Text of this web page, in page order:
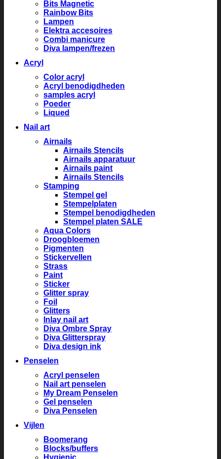
Bits Magnetic
Rainbow Bits
Lampen
Elektra accesoires
Combi manicure
Diva lampen/frezen
Acryl
Color acryl
Acryl benodigdheden
samples acryl
Poeder
Liqued
Nail art
Airnails
Airnails Stencils
Airnails apparatuur
Airnails paint
Airnails Stencils
Stamping
Stempel gel
Stempelplaten
Stempel benodigdheden
Stempel platen SALE
Aqua Colors
Droogbloemen
Pigmenten
Stickervellen
Strass
Paint
Sticker
Glitter spray
Foil
Glitters
Inlay nail art
Diva Ombre Spray
Diva Glitterspray
Diva design ink
Penselen
Acryl penselen
Nail art penselen
My Dream Penselen
Gel penselen
Diva Penselen
Vijlen
Boomerang
Blocks/buffers
Hygienic